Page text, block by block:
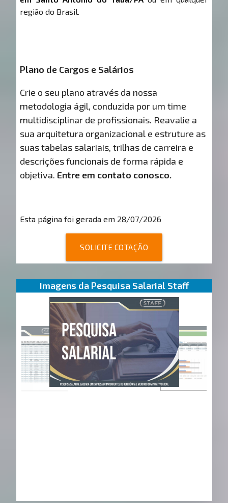
região do Brasil.
Plano de Cargos e Salários
Crie o seu plano através da nossa
metodologia ágil, conduzida por um time
multidisciplinar de profissionais. Reavalie a
sua arquitetura organizacional e estruture as
suas tabelas salariais, trilhas de carreira e
descrições funcionais de forma rápida e
objetiva. Entre em contato conosco.
Esta página foi gerada em 28/07/2026
SOLICITE COTAÇÃO
Imagens da Pesquisa Salarial Staff